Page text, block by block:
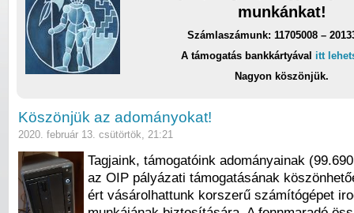
munkánkat!
Számlaszámunk: 11705008 –
A támogatás bankkártyával itt
Nagyon köszönjük.
Köszönjük az adományokat!
2020. február 13. csütörtök, 21:21
Tagjaink, támogatóink adományainak
az OIP pályázati támogatásának
ért vásárolhattunk korszerű számítógépet